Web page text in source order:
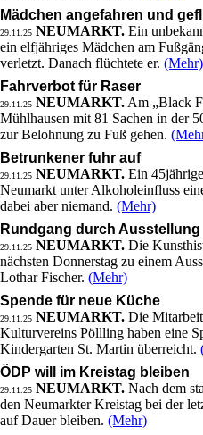
Mädchen angefahren und
29.11.25 NEUMARKT. Ein
ein elfjähriges Mädchen am
verletzt. Danach flüchtete er. (Mehr)
Fahrverbot für Raser
29.11.25 NEUMARKT. Am „Black
Mühlhausen mit 81 Sachen in der
zur Belohnung zu Fuß gehen.
Betrunkener fuhr auf
29.11.25 NEUMARKT. Ein
Neumarkt unter Alkoholeinfluss
dabei aber niemand. (Mehr)
Rundgang durch Ausstellung
29.11.25 NEUMARKT. Die
nächsten Donnerstag zu einem
Lothar Fischer. (Mehr)
Spende für neue Küche
29.11.25 NEUMARKT. Die
Kulturvereins Pöllling haben eine
Kindergarten St. Martin überreicht.
ÖDP will im Kreistag bleiben
29.11.25 NEUMARKT. Nach dem
den Neumarkter Kreistag bei der
auf Dauer bleiben. (Mehr)